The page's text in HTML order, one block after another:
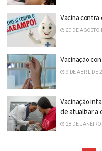
Vacina contra
29 DE AGOSTO
Vacinação
9 DE ABRIL DE
Vacinação
de atualizar a
28 DE JANEIRO